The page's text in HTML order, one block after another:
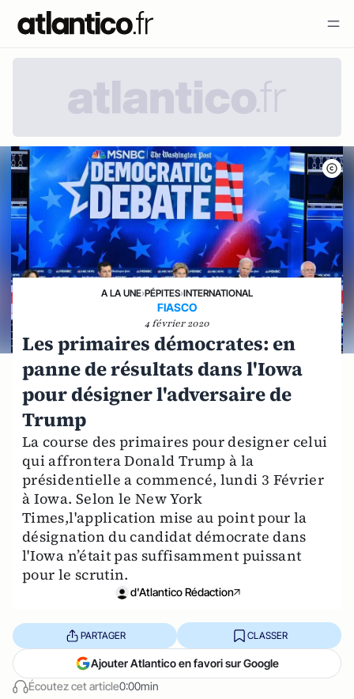
A LA UNE›PÉPITES›INTERNATIONAL
FIASCO
4 février 2020
Les primaires démocrates: en
panne de résultats dans l'Iowa
pour désigner l'adversaire de
Trump
La course des primaires pour designer celui
qui affrontera Donald Trump à la
présidentielle a commencé, lundi 3 Février
à Iowa. Selon le New York
Times,l'application mise au point pour la
désignation du candidat démocrate dans
l'Iowa n’était pas suffisamment puissant
pour le scrutin.
d'Atlantico Rédaction
Écoutez cet article0:00min
PARTAGER CLASSER
Ajouter Atlantico en favori sur Google